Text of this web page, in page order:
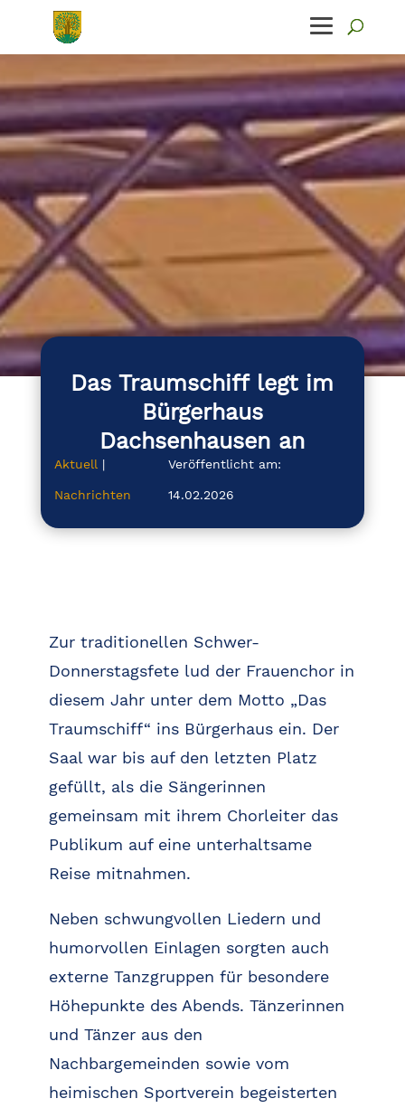
Das Traumschiff legt im
Bürgerhaus
Dachsenhausen an
Aktuell|
Nachrichten
Veröffentlicht am:
14.02.2026
Zur traditionellen Schwer-
Donnerstagsfete lud der Frauenchor in
diesem Jahr unter dem Motto „Das
Traumschiff“ ins Bürgerhaus ein. Der
Saal war bis auf den letzten Platz
gefüllt, als die Sängerinnen
gemeinsam mit ihrem Chorleiter das
Publikum auf eine unterhaltsame
Reise mitnahmen.
Neben schwungvollen Liedern und
humorvollen Einlagen sorgten auch
externe Tanzgruppen für besondere
Höhepunkte des Abends. Tänzerinnen
und Tänzer aus den
Nachbargemeinden sowie vom
heimischen Sportverein begeisterten